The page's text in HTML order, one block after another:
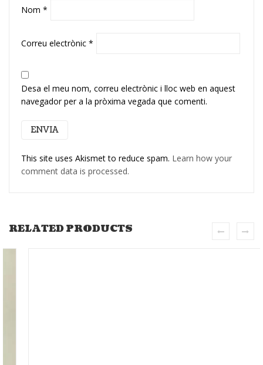
Nom *
Correu electrònic *
Desa el meu nom, correu electrònic i lloc web en aquest
navegador per a la pròxima vegada que comenti.
This site uses Akismet to reduce spam. Learn how your
comment data is processed.
RELATED PRODUCTS